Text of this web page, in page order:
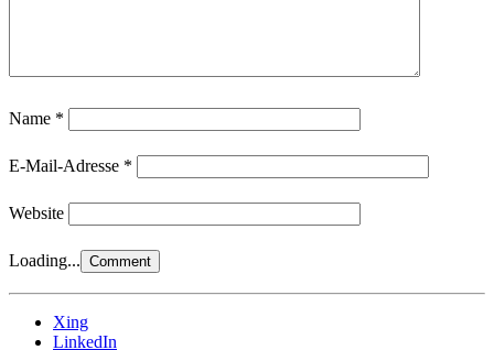
Name *
E-Mail-Adresse *
Website
Loading...
Xing
LinkedIn